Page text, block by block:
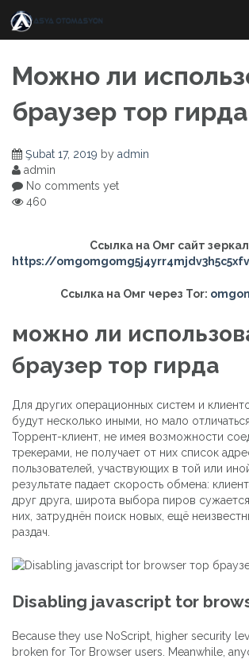
content
Можно ли
браузер тор гирда
Şubat 17, 2019 by admin
admin
No comments yet
460
Ссылка на Омг сайт
https://
Ссылка на Омг через Tor:
можно ли
браузер тор гирда
Для других операционных систем и
будут несколько иными, но мало
Торрент-клиент, не имея возможности
трекерами, не получает от них список
пользователей, участвующих в той или
результате падает скорость обмена:
друг друга, широта выбора пиров
них, затруднён поиск новых, ещё
раздач.
Disabling javascript tor
Because they use NoScript, higher security
broken for Tor Browser users. Meanwhile,